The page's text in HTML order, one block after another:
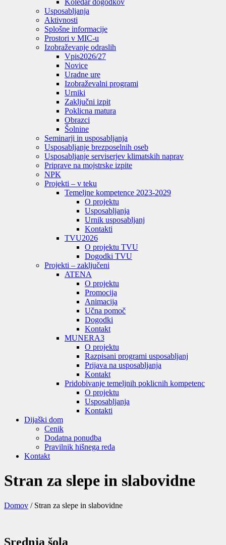
Koledar dogodkov
Usposabljanja
Aktivnosti
Splošne informacije
Prostori v MIC-u
Izobraževanje odraslih
Vpis2026/27
Novice
Uradne ure
Izobraževalni programi
Urniki
Zaključni izpit
Poklicna matura
Obrazci
Šolnine
Seminarji in usposabljanja
Usposabljanje brezposelnih oseb
Usposabljanje serviserjev klimatskih naprav
Priprave na mojstrske izpite
NPK
Projekti – v teku
Temeljne kompetence 2023-2029
O projektu
Usposabljanja
Urnik usposabljanj
Kontakti
TVU2026
O projektu TVU
Dogodki TVU
Projekti – zaključeni
ATENA
O projektu
Promocija
Animacija
Učna pomoč
Dogodki
Kontakt
MUNERA3
O projektu
Razpisani programi usposabljanj
Prijava na usposabljanja
Kontakt
Pridobivanje temeljnih poklicnih kompetenc
O projektu
Usposabljanja
Kontakti
Dijaški dom
Cenik
Dodatna ponudba
Pravilnik hišnega reda
Kontakt
Stran za slepe in slabovidne
Domov / Stran za slepe in slabovidne
Srednja šola